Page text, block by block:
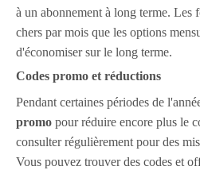
à un abonnement à long terme. Les
chers par mois que les options
d'économiser sur le long terme.
Codes promo et réductions
Pendant certaines périodes de
promo pour réduire encore plus le
consulter régulièrement pour des
Vous pouvez trouver des codes et